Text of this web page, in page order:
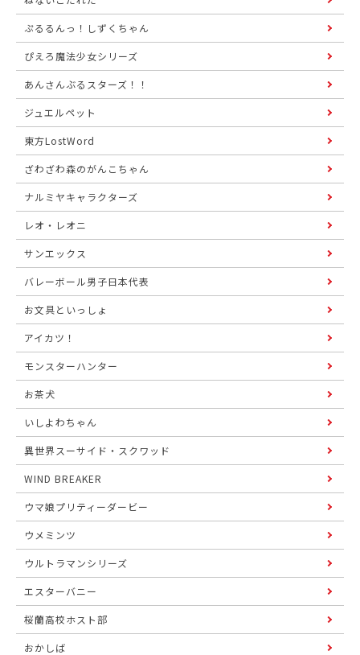
ぷるるんっ！しずくちゃん
ぴえろ魔法少女シリーズ
あんさんぶるスターズ！！
ジュエルペット
東方LostWord
ざわざわ森のがんこちゃん
ナルミヤキャラクターズ
レオ・レオニ
サンエックス
バレーボール男子日本代表
お文具といっしょ
アイカツ！
モンスターハンター
お茶犬
いしよわちゃん
異世界スーサイド・スクワッド
WIND BREAKER
ウマ娘プリティーダービー
ウメミンツ
ウルトラマンシリーズ
エスターバニー
桜蘭高校ホスト部
おかしば